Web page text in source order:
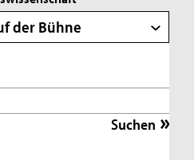
der Bühne